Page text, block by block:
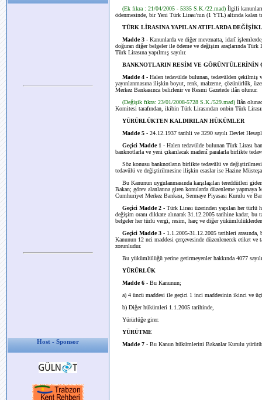
Host - Sponsor
(Ek fıkra : 21/04/2005 - 5335 S.K./22.mad) İlgili kanunları
ödenmesinde, bir Yeni Türk Lirası'nın (1 YTL) altında kalan
TÜRK LİRASINA YAPILAN ATIFLARDA
Madde 3 - Kanunlarda ve diğer mevzuatta, idarî
doğuran diğer belgeler ile ödeme ve değişim araçlarında
Türk Lirasına yapılmış sayılır.
BANKNOTLARIN RESİM VE
Madde 4 - Halen tedavülde bulunan, tedavülden çekilmiş
yayınlanmasına ilişkin boyut, renk, malzeme, çözünürlük,
Merkez Bankasınca belirlenir ve Resmi Gazetede ilân olunur.
(Değişik fıkra: 23/01/2008-5728 S.K./529.mad) İlân
Komitesi tarafından, ikibin Türk Lirasından onbin Türk
YÜRÜRLÜKTEN KALDIRILAN HÜKÜMLER
Madde 5 - 24.12.1937 tarihli ve 3290 sayılı Devlet
Geçici Madde 1 - Halen tedavülde bulunan Türk Lirası
banknotlarla ve yeni çıkarılacak madenî paralarla birlikte
Söz konusu banknotların birlikte tedavülü ve
tedavülü ve değiştirilmesine ilişkin esaslar ise Hazine
Bu Kanunun uygulanmasında karşılaşılan tereddütleri
Bakan; görev alanlarına giren konularda düzenleme yapmaya
Cumhuriyet Merkez Bankası, Sermaye Piyasası Kurulu ve
Geçici Madde 2 - Türk Lirası üzerinden yapılan her
değişim oranı dikkate alınarak 31.12.2005 tarihine kadar,
belgeler her türlü vergi, resim, harç ve diğer
Geçici Madde 3 - 1.1.2005-31.12.2005 tarihleri arasında,
Kanunun 12 nci maddesi çerçevesinde düzenlenecek etiket
zorunludur.
Bu yükümlülüğü yerine getirmeyenler hakkında 4077
YÜRÜRLÜK
Madde 6 - Bu Kanunun;
a) 4 üncü maddesi ile geçici 1 inci maddesinin ikinci ve
b) Diğer hükümleri 1.1.2005 tarihinde,
Yürürlüğe girer.
YÜRÜTME
Madde 7 - Bu Kanun hükümlerini Bakanlar Kurulu